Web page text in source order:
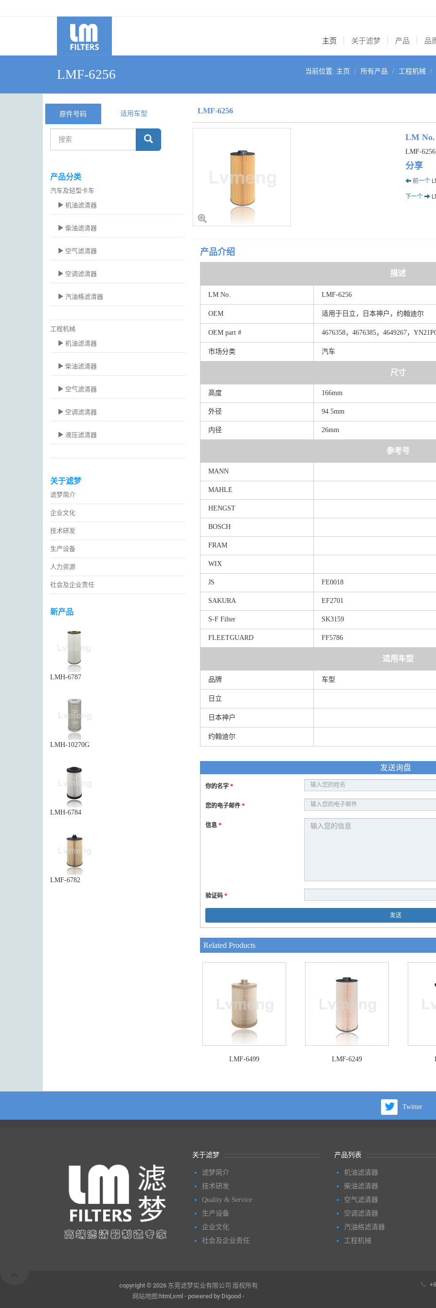
主页 关于滤梦 产品 品
LMF-6256 当前位置: 主页 所有产品 工程机械
原件号码 适用车型
产品分类
汽车及轻型卡车
机油滤清器
柴油滤清器
空气滤清器
空调滤清器
汽油格滤清器
工程机械
机油滤清器
柴油滤清器
空气滤清器
空调滤清器
液压滤清器
关于滤梦
滤梦简介
企业文化
技术研发
生产设备
人力资源
社会及企业责任
新产品
LMH-6787
LMH-10270G
LMH-6784
LMF-6782
LMF-6256
LM No.
LMF-6256
分享
前一个
下一个
产品介绍
描述
LM No. LMF-6256
OEM 适用于日立，日本神户，约翰迪尔
OEM part # 4676358，4676385，4649267，
市场分类 汽车
尺寸
高度 166mm
外径 94.5mm
内径 26mm
参考号
MANN
MAHLE
HENGST
BOSCH
FRAM
WIX
JS FE0018
SAKURA EF2701
S-F Filter SK3159
FLEETGUARD FF5786
适用车型
品牌 车型
日立
日本神户
约翰迪尔
发送询盘
你的名字 *
您的电子邮件 *
信息 *
验证码 *
发送
Related Products
LMF-6499 LMF-6249
Twitter
关于滤梦
滤梦简介
技术研发
Quality & Service
生产设备
企业文化
社会及企业责任
产品列表
机油滤清器
柴油滤清器
空气滤清器
空调滤清器
汽油格滤清器
工程机械
copyright © 2026 东莞滤梦实业有限公司 版权所有
网站地图:html ,xml - powered by Digood -